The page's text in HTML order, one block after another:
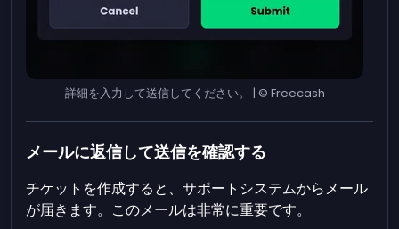
詳細を入力して送信してください。 | © Freecash
メールに返信して送信を確認する
チケットを作成すると、サポートシステムからメール
が届きます。このメールは非常に重要です。